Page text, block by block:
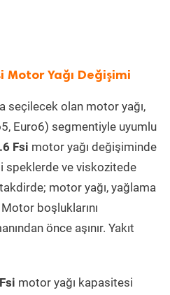
Motor Yağı Değişimi
seçilecek olan motor yağı,
Euro6) segmentiyle uyumlu
Fsi motor yağı değişiminde
speklerde ve viskozitede
motor yağı, yağlama
boşluklarını
önce aşınır. Yakıt
motor yağı kapasitesi